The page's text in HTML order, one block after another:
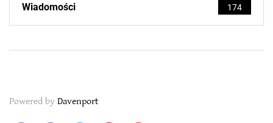
Wiadomości 174
Powered by Davenport